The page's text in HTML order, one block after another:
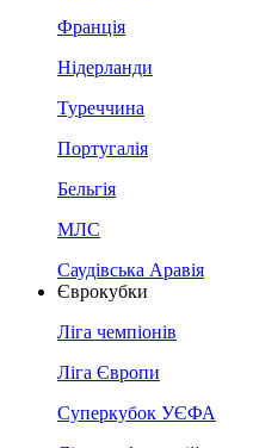
Франція
Нідерланди
Туреччина
Португалія
Бельгія
МЛС
Саудівська Аравія
Єврокубки
Ліга чемпіонів
Ліга Європи
Суперкубок УЄФА